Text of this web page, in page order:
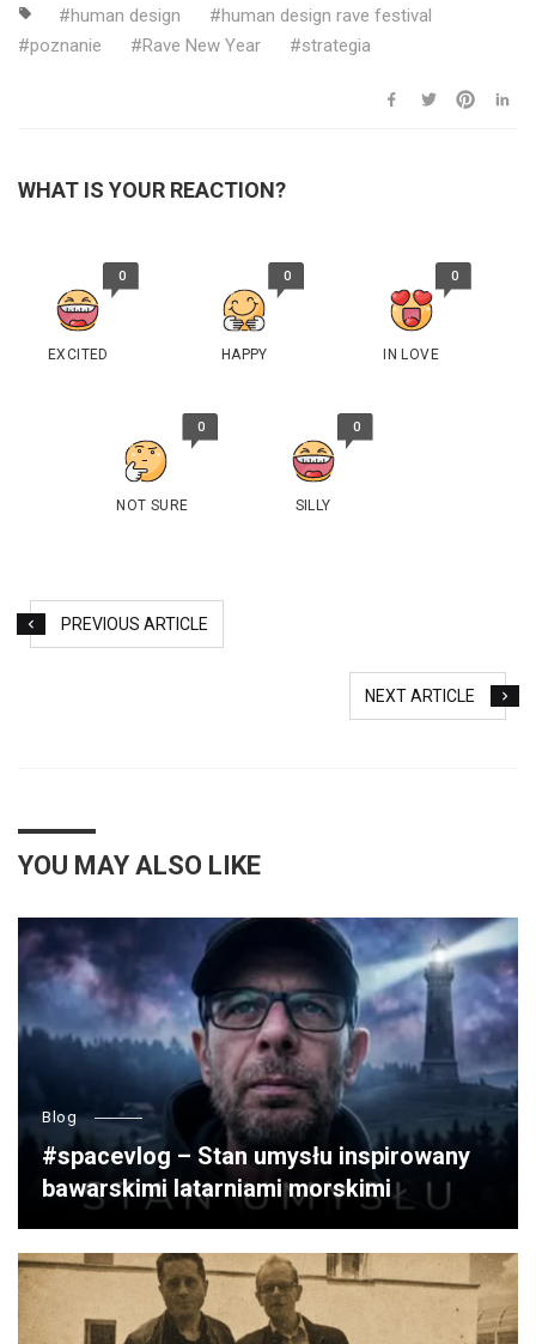
human design
human design rave festival
poznanie
Rave New Year strategia
WHAT IS YOUR REACTION?
0
EXCITED
0
HAPPY
0
IN LOVE
0
NOT SURE
0
SILLY
PREVIOUS ARTICLE
NEXT ARTICLE
YOU MAY ALSO LIKE
Blog
#spacevlog – Stan umysłu inspirowany
bawarskimi latarniami morskimi